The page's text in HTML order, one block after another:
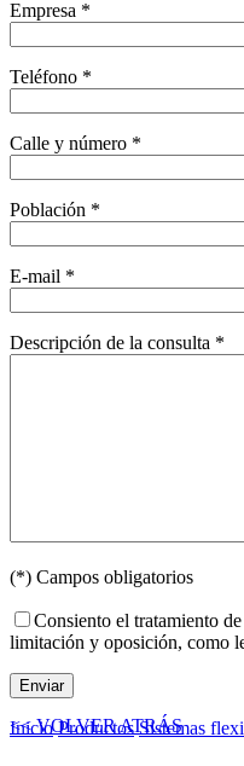
Empresa *
Teléfono *
Calle y número *
Población *
E-mail *
Descripción de la consulta *
(*) Campos obligatorios
Consiento el tratamiento
limitación y oposición, como
Inicio Productos Sistemas
<< VOLVER ATRÁS